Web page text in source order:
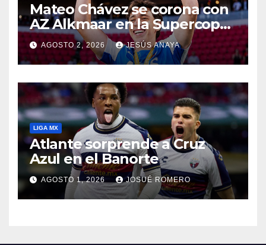
Mateo Chávez se corona con
AZ Alkmaar en la Supercopa
de Países Bajos
AGOSTO 2, 2026 JESÚS ANAYA
LIGA MX
Atlante sorprende a Cruz
Azul en el Banorte
AGOSTO 1, 2026 JOSUÉ ROMERO